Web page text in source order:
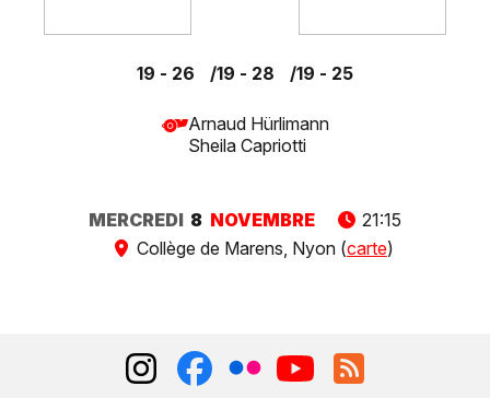
19 - 26 19 - 28 19 - 25
Arnaud Hürlimann
Sheila Capriotti
MERCREDI 8 NOVEMBRE
21:15
Collège de Marens, Nyon (carte)